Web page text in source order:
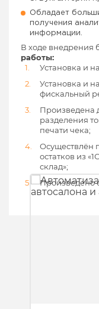
Обладает
получения
информации.
В ходе внедрения
работы:
Установка и
Установка и
фискальный
Произведена
разделения
печати чека;
Осуществлён
остатков из
склад»;
Произведено